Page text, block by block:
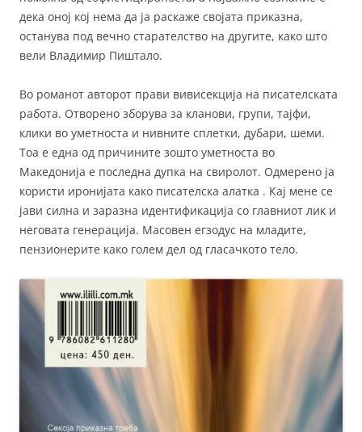
дека оној кој нема да ја раскаже својата приказна,
останува под вечно старателство на другите, како што
вели Владимир Пиштало.
Во романот авторот прави вивисекција на писателската
работа. Отворено зборува за кланови, групи, тајфи,
клики во уметноста и нивните сплетки, дубари, шеми.
Тоа е една од причините зошто уметноста во
Македонија е последна дупка на свиролот. Одмерено ја
користи иронијата како писателска алатка . Кај мене се
јави силна и заразна идентификација со главниот лик и
неговата генерација. Масовен егзодус на младите,
пензионерите како голем дел од гласачкото тело.